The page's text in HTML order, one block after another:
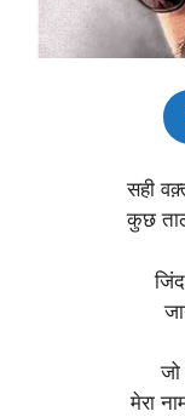
सही
कुछ
जो
मेरा